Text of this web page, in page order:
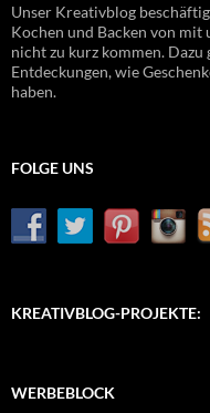
Unser Kreativblog
Kochen und Backen von
nicht zu kurz kommen.
Entdeckungen, wie
haben.
FOLGE UNS
KREATIVBLOG-PROJEKTE:
WERBEBLOCK